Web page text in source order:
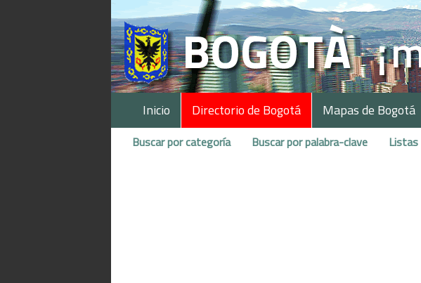
Inicio Directorio de Bogotá Mapas de Bogotá
Buscar por categoría Buscar por palabra-clave